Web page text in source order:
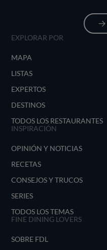
EXPLORAR POR
MAPA
LISTAS
EXPERTOS
DESTINOS
TODOS LOS RESTAURANTES
INSPIRACIÓN
OPINIÓN Y NOTICIAS
RECETAS
CONSEJOS Y TRUCOS
SERIES
TODOS LOS TEMAS
FINE DINING LOVERS
SOBRE FDL